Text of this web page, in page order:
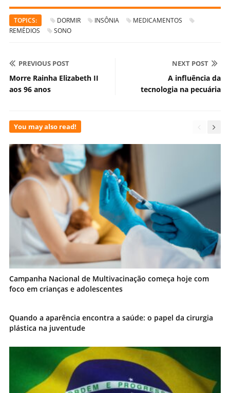
TOPICS: DORMIR INSÔNIA
MEDICAMENTOS
REMÉDIOS
SONO
PREVIOUS POST
Morre Rainha Elizabeth II
aos 96 anos
NEXT POST
A influência da
tecnologia na pecuária
You may also read!
Campanha Nacional de Multivacinação começa hoje com
foco em crianças e adolescentes
Quando a aparência encontra a saúde: o papel da cirurgia
plástica na juventude